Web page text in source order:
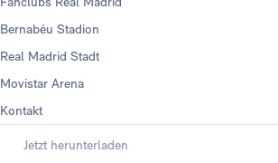
Bernabéu Stadion
Real Madrid Stadt
Movistar Arena
Kontakt
Jetzt herunterladen